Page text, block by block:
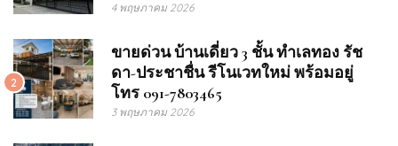
4 พฤษภาคม 2026
2
ขายด่วน บ้านเดี่ยว 3 ชั้น ทำเลทอง รัช
ดา-ประชาชื่น รีโนเวทใหม่ พร้อมอยู่
โทร 091-7803465
3 พฤษภาคม 2026